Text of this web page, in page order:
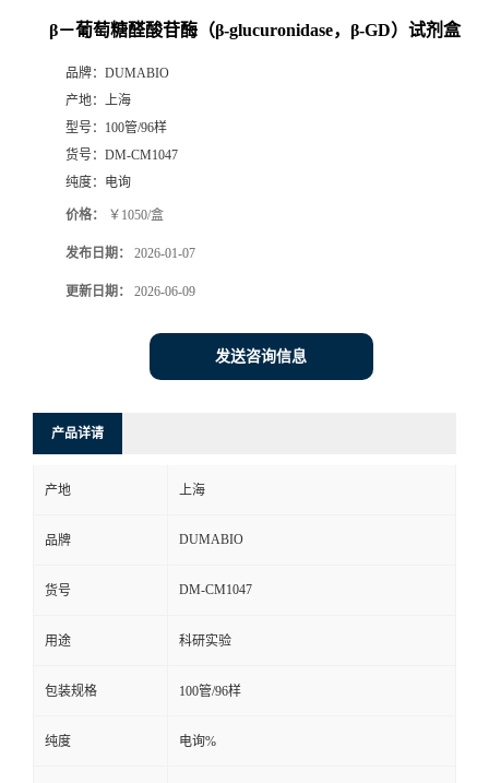
式
在
线
留
β－葡萄糖醛酸苷酶（β-glucuronidase，β-GD）试剂盒
品牌： DUMABIO
产地： 上海
型号： 100管/96样
货号： DM-CM1047
纯度： 电询
价格： ￥1050/盒
发布日期： 2026-01-07
更新日期： 2026-06-09
发送咨询信息
产品详请
产地 上海
品牌 DUMABIO
货号 DM-CM1047
用途 科研实验
包装规格 100管/96样
纯度 电询%